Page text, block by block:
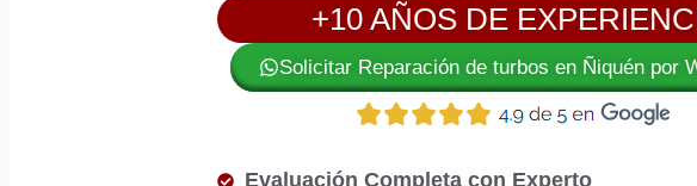
+10 AÑOS DE
Solicitar Reparación de turbos en Ñiquén por
Evaluación Completa con Experto